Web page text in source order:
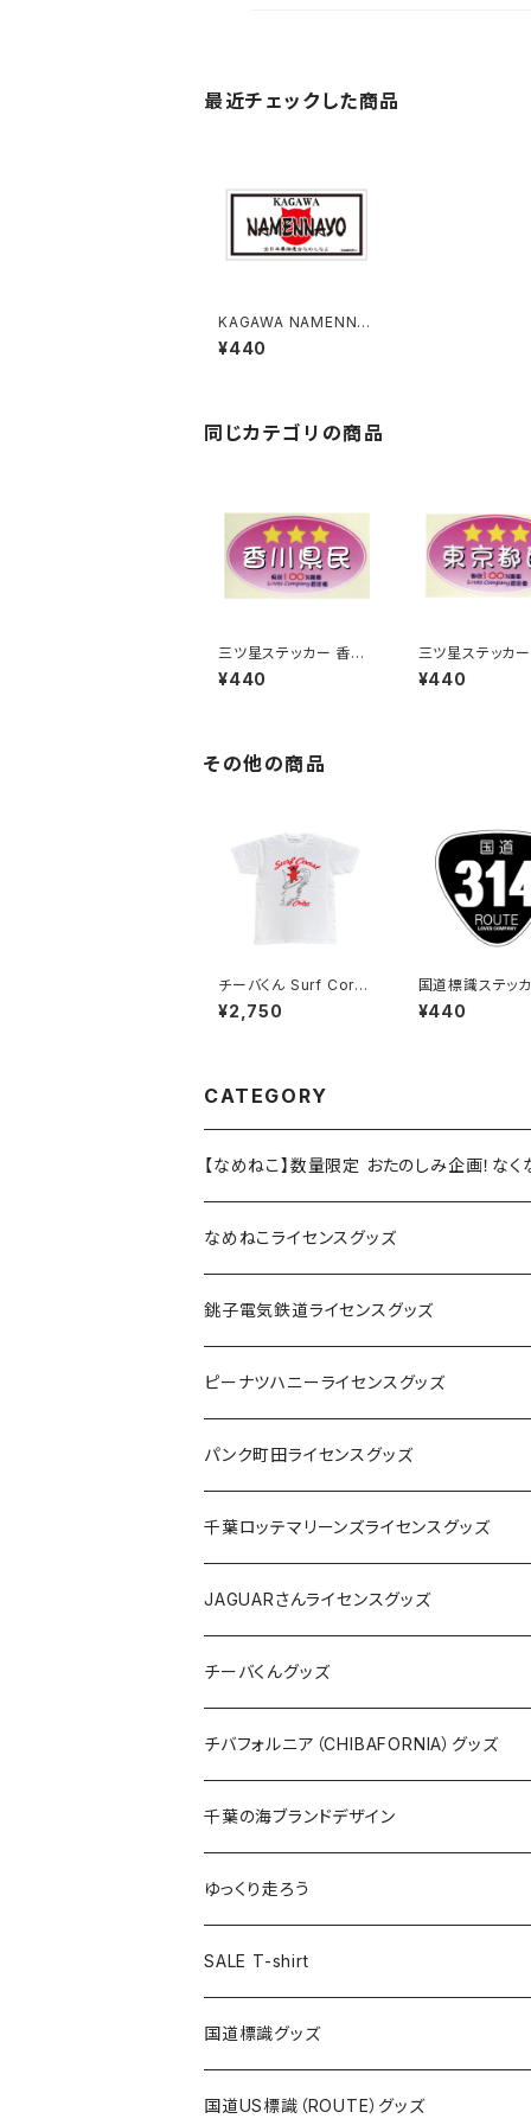
最近チェックした商品
KAGAWA NAMENNA
YO（なめねこ）ご当地ス
テッカー B-5
¥440
同じカテゴリの商品
三ツ星ステッカー 香川
県民(ピンク)
¥440
三ツ星ステッカ
都民(ピンク)
¥440
その他の商品
チーバくん Surf Cors
t：Tシャツ（White）
¥2,750
国道標識ステッ
4号線（ブラック）
¥440
CATEGORY
【なめねこ】数量限定 おたのしみ企画！な
なめねこライセンスグッズ
Tシャツ
キャップ
ステッカー
缶バッジ
ホテルキーホルダー
銚子電気鉄道ライセンスグッズ
ステッカー
缶バッジ
アクリルキーホルダー
ホテルキーホルダー
クリアファイル
Tシャツ
キャップ
トートバッグ
ランチバッグ
エコバッグ
ピーナツハニーライセンスグッズ
Tシャツ
キャップ
バッグ
ステッカー
缶バッジ
キーホルダー
クリアファイル
パンク町田ライセンスグッズ
Tシャツ
キャップ
バッグ
ステッカー
缶バッジ
キーホルダー
クリアファイル
千葉ロッテマリーンズライセンスグッズ
ステッカー
ステッカー
ステッカー大
缶バッジ
缶バッジ32mm
缶バッジ54mm
エコバッグ
JAGUARさんコラボグッズ
Tシャツ
ステッカー
サコッシュ
ホテルキーホルダー
モーテルキーホルダー
トートバッグ
JAGUARさんライセンスグッズ
Tシャツ
ステッカー
缶バッジ
クリアファイル
マスク
エコバッグ
千葉ロッテマリーンズコラボ
チーバくんグッズ
Tシャツ
キャップ
エコバッグ
ステッカー
モーテルキーホルダー
ホテルキーホルダー
チバフォルニア（CHIBAFORNIA）グッズ
Tシャツ
キャップ
ステッカー
ホテルキーホルダー
千葉の海ブランドデザイン
Tシャツ
キャップ
ステッカー
ゆっくり走ろう
Tシャツ
ステッカー
ホテルキーホルダー
SALE T-shirt
国道標識グッズ
ステッカー
国道US標識（ROUTE）グッズ